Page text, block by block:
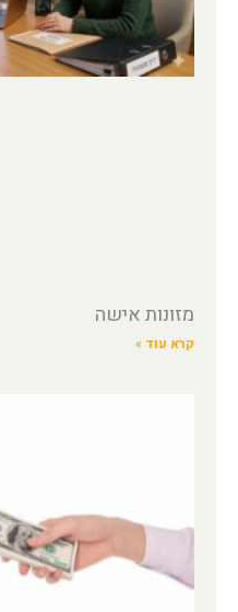
מזונות אישה
קרא עוד »